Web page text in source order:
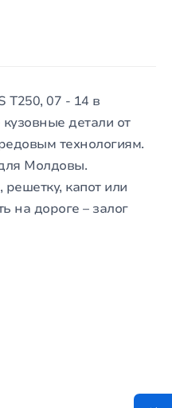
T250, 07 - 14 в
детали от
технологиям.
Молдовы.
, решетку, капот или
на дороге – залог